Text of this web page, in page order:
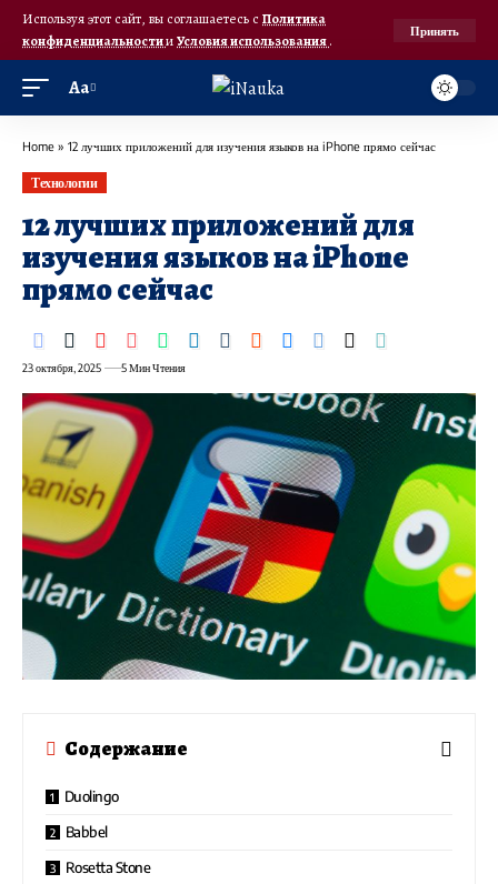
Используя этот сайт, вы соглашаетесь с Политика
конфиденциальностииУсловия использования.
Принять
Аа
Home » 12 лучших приложений для изучения языков на iPhone прямо сейчас
Технологии
12 лучших приложений для
изучения языков на iPhone
прямо сейчас
23 октября, 2025 5 Мин Чтения
Содержание
Duolingo
Babbel
Rosetta Stone